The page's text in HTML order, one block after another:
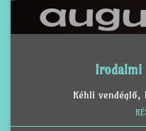
Irodalmi
Kéhli vendéglő,